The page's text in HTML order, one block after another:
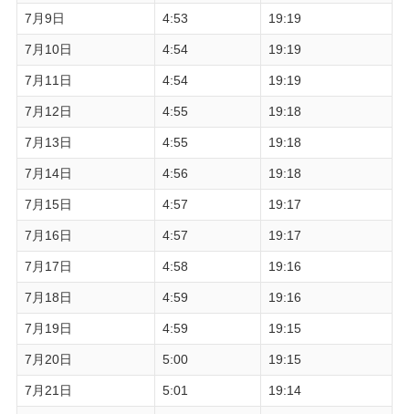
7月9日 4:53 19:19
7月10日 4:54 19:19
7月11日 4:54 19:19
7月12日 4:55 19:18
7月13日 4:55 19:18
7月14日 4:56 19:18
7月15日 4:57 19:17
7月16日 4:57 19:17
7月17日 4:58 19:16
7月18日 4:59 19:16
7月19日 4:59 19:15
7月20日 5:00 19:15
7月21日 5:01 19:14